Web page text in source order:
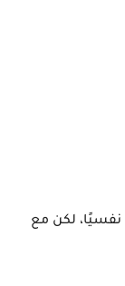
نفسيًا، لكن مع